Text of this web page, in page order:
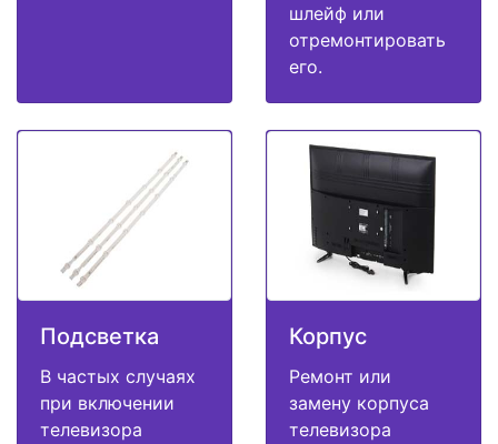
шлейф или
отремонтировать
его.
Подсветка
В частых случаях
при включении
телевизора
Корпус
Ремонт или
замену корпуса
телевизора